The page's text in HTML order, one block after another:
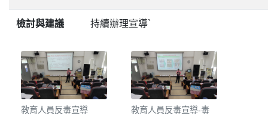
檢討與建議 持續辦理宣導`
教育人員反毒宣導
教育人員反毒宣導-毒